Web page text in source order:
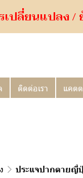
เปลี่ยนแปลง
ติดต่อเรา แคต
ประแจปากตายญี่